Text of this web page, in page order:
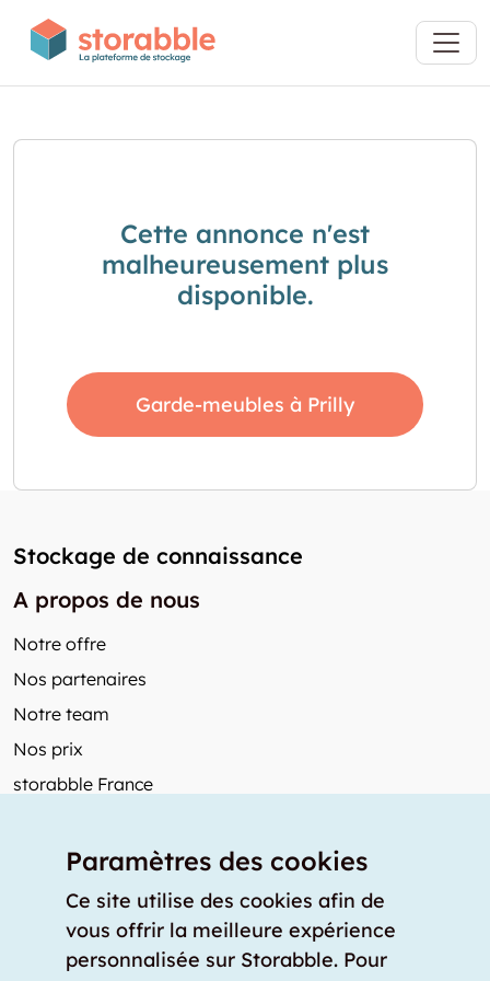
Cette annonce n'est
malheureusement plus
disponible.
Garde-meubles à Prilly
Stockage de connaissance
A propos de nous
Notre offre
Nos partenaires
Notre team
Nos prix
storabble France
Articles de presse
Comment calculer la capacité d'un garde-meuble?
Quel est le tarif moyen d'un garde-meuble?
Paramètres des cookies
Ce site utilise des cookies afin de
vous offrir la meilleure expérience
personnalisée sur Storabble. Pour